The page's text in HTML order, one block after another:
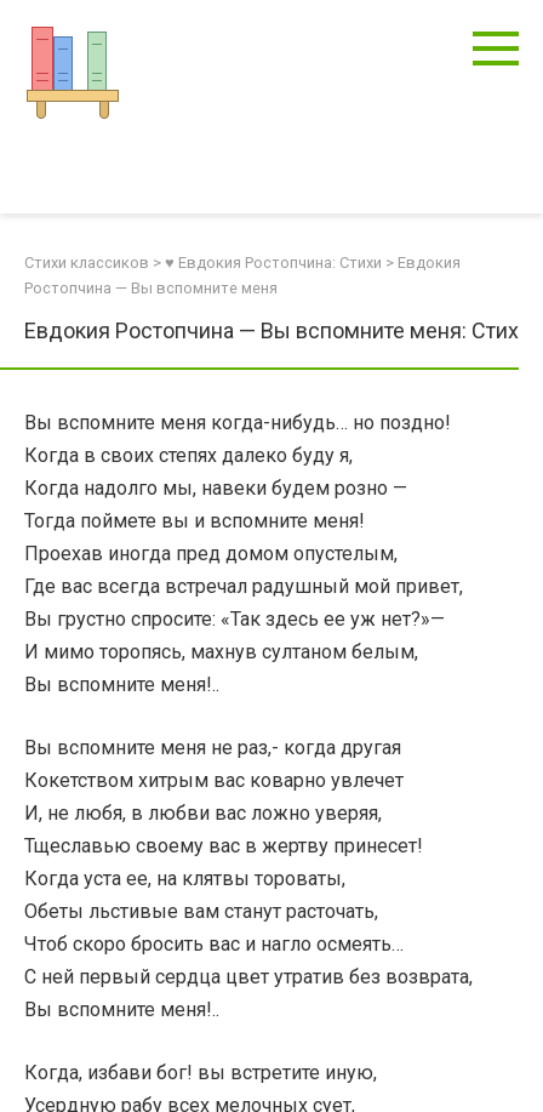
контенту
Стихи классиков > ♥ Евдокия Ростопчина: Стихи > Евдокия
Ростопчина — Вы вспомните меня
Евдокия Ростопчина — Вы вспомните меня: Стих
Вы вспомните меня когда-нибудь… но поздно!
Когда в своих степях далеко буду я,
Когда надолго мы, навеки будем розно —
Тогда поймете вы и вспомните меня!
Проехав иногда пред домом опустелым,
Где вас всегда встречал радушный мой привет,
Вы грустно спросите: «Так здесь ее уж нет?»—
И мимо торопясь, махнув султаном белым,
Вы вспомните меня!..
Вы вспомните меня не раз,- когда другая
Кокетством хитрым вас коварно увлечет
И, не любя, в любви вас ложно уверяя,
Тщеславью своему вас в жертву принесет!
Когда уста ее, на клятвы тороваты,
Обеты льстивые вам станут расточать,
Чтоб скоро бросить вас и нагло осмеять…
С ней первый сердца цвет утратив без возврата,
Вы вспомните меня!..
Когда, избави бог! вы встретите иную,
Усердную рабу всех мелочных сует,